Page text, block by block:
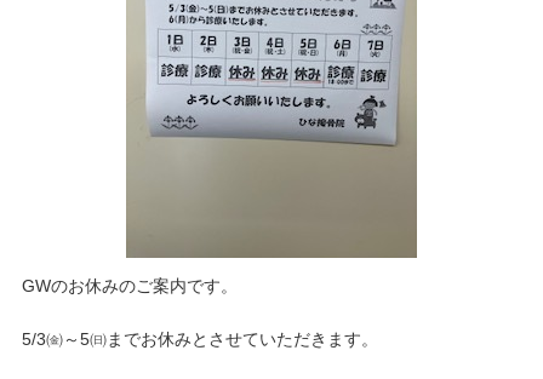
GWのお休みのご案内です。
5/3㈮～5㈰までお休みとさせていただきます。